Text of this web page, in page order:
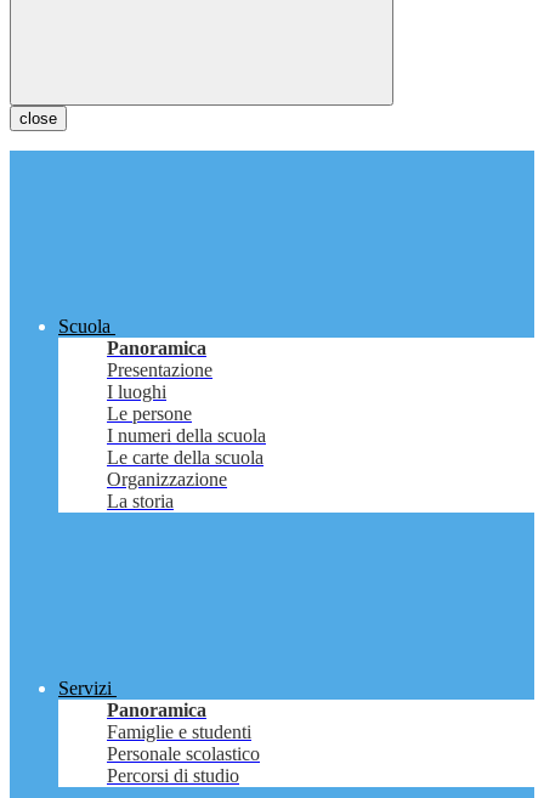
close
Scuola
Panoramica
Presentazione
I luoghi
Le persone
I numeri della scuola
Le carte della scuola
Organizzazione
La storia
Servizi
Panoramica
Famiglie e studenti
Personale scolastico
Percorsi di studio